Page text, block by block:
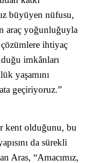
büyüyen nüfusu,
araç yoğunluğuyla
ihtiyaç
imkânları
yaşamını
geçiriyoruz.”
kent olduğunu, bu
da sürekli
Aras, “Amacımız,